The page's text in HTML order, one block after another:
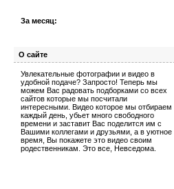
За месяц:
О сайте
Увлекательные фотографии и видео в
удобной подаче? Запросто! Теперь мы
можем Вас радовать подборками со всех
сайтов которые мы посчитали
интересными. Видео которое мы отбираем
каждый день, убьет много свободного
времени и заставит Вас поделится им с
Вашими коллегами и друзьями, а в уютное
время, Вы покажете это видео своим
родественникам. Это все, Невседома.